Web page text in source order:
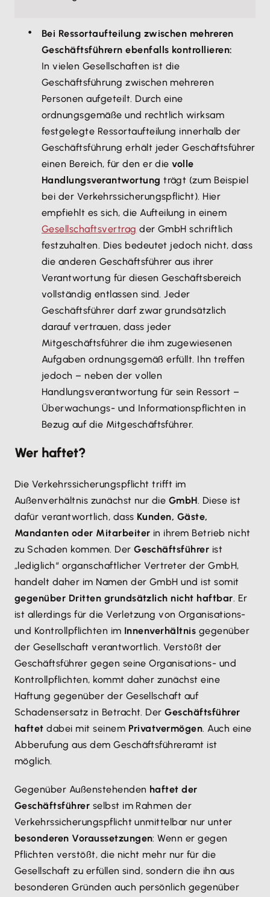
Bei Ressortaufteilung zwischen mehreren
Geschäftsführern ebenfalls kontrollieren:
In vielen Gesellschaften ist die
Geschäftsführung zwischen mehreren
Personen aufgeteilt. Durch eine
ordnungsgemäße und rechtlich wirksam
festgelegte Ressortaufteilung innerhalb der
Geschäftsführung erhält jeder Geschäftsführer
einen Bereich, für den er dievolle
Handlungsverantwortung trägt (zum Beispiel
bei der Verkehrssicherungspflicht). Hier
empfiehlt es sich, die Aufteilung in einem
Gesellschaftsvertrag der GmbH schriftlich
festzuhalten. Dies bedeutet jedoch nicht, dass
die anderen Geschäftsführer aus ihrer
Verantwortung für diesen Geschäftsbereich
vollständig entlassen sind. Jeder
Geschäftsführer darf zwar grundsätzlich
darauf vertrauen, dass jeder
Mitgeschäftsführer die ihm zugewiesenen
Aufgaben ordnungsgemäß erfüllt. Ihn treffen
jedoch – neben der vollen
Handlungsverantwortung für sein Ressort –
Überwachungs- und Informationspflichten in
Bezug auf die Mitgeschäftsführer.
Wer haftet?
Die Verkehrssicherungspflicht trifft im
Außenverhältnis zunächst nur die GmbH. Diese ist
dafür verantwortlich, dass Kunden, Gäste,
Mandanten oder Mitarbeiter in ihrem Betrieb nicht
zu Schaden kommen. DerGeschäftsführer ist
„lediglich“ organschaftlicher Vertreter der GmbH,
handelt daher im Namen der GmbH und ist somit
gegenüber Dritten grundsätzlich nicht haftbar. Er
ist allerdings für die Verletzung von Organisations-
und Kontrollpflichten im Innenverhältnis gegenüber
der Gesellschaft verantwortlich. Verstößt der
Geschäftsführer gegen seine Organisations- und
Kontrollpflichten, kommt daher zunächst eine
Haftung gegenüber der Gesellschaft auf
Schadensersatz in Betracht. DerGeschäftsführer
haftet dabei mit seinem Privatvermögen. Auch eine
Abberufung aus dem Geschäftsführeramt ist
möglich.
Gegenüber Außenstehenden haftet der
Geschäftsführer selbst im Rahmen der
Verkehrssicherungspflicht unmittelbar nur unter
besonderen Voraussetzungen: Wenn er gegen
Pflichten verstößt, die nicht mehr nur für die
Gesellschaft zu erfüllen sind, sondern die ihn aus
besonderen Gründen auch persönlich gegenüber